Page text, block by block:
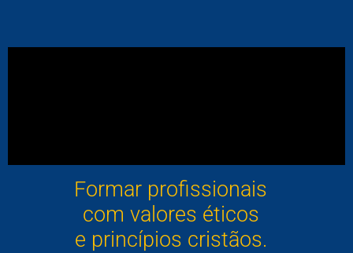
Formar profissionais
com valores éticos
e princípios cristãos.